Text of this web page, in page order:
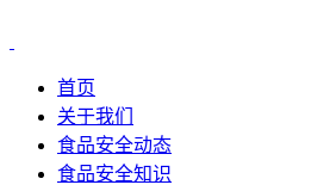
首页
关于我们
食品安全动态
食品安全知识